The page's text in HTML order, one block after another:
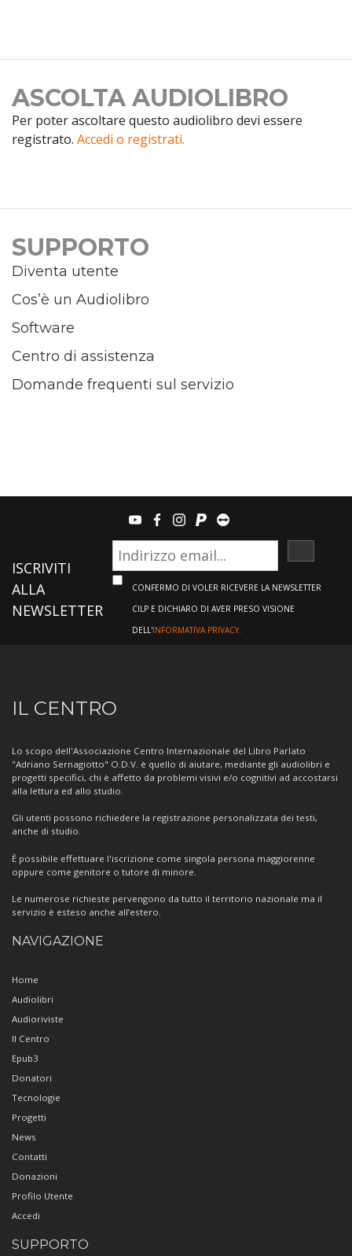
ASCOLTA AUDIOLIBRO
Per poter ascoltare questo audiolibro devi essere
registrato. Accedi o registrati.
SUPPORTO
Diventa utente
Cos’è un Audiolibro
Software
Centro di assistenza
Domande frequenti sul servizio
youtubefacebook
instagram
paypalteamviewer
ISCRIVITI
ALLA
NEWSLETTER
CONFERMO DI VOLER RICEVERE LA NEWSLETTER
CILP E DICHIARO DI AVER PRESO VISIONE
DELL'INFORMATIVA PRIVACY.
Informazioni
sul
Centro
IL CENTRO
Lo scopo dell'Associazione Centro Internazionale del Libro Parlato
"Adriano Sernagiotto" O.D.V. è quello di aiutare, mediante gli audiolibri e
progetti specifici, chi è affetto da problemi visivi e/o cognitivi ad accostarsi
alla lettura ed allo studio.
Gli utenti possono richiedere la registrazione personalizzata dei testi,
anche di studio.
È possibile effettuare l'iscrizione come singola persona maggiorenne
oppure come genitore o tutore di minore.
Le numerose richieste pervengono da tutto il territorio nazionale ma il
servizio è esteso anche all’estero.
NAVIGAZIONE
Home
Audiolibri
Audioriviste
Il Centro
Epub3
Donatori
Tecnologie
Progetti
News
Contatti
Donazioni
Profilo Utente
Accedi
SUPPORTO